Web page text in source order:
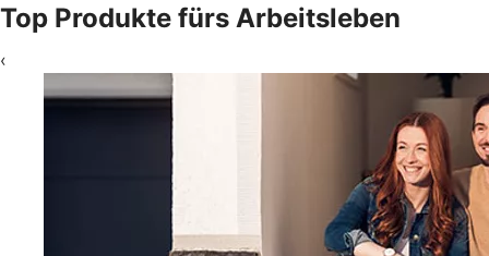
Top Produkte fürs Arbeitsleben
‹